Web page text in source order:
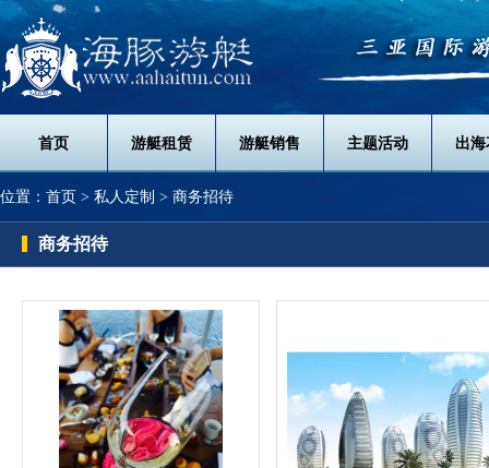
首页 游艇租赁 游艇销售 主题活动 出海
位置： 首页 > 私人定制 > 商务招待
商务招待